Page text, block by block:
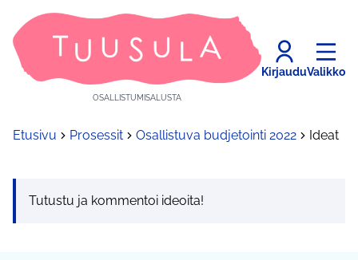
OSALLISTUMISALUSTA
KirjauduValikko
Etusivu Prosessit Osallistuva budjetointi 2022 Ideat
Tutustu ja kommentoi ideoita!